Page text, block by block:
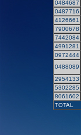
0484687
0487716
4126661
7900678
7442084
4991281
0972444
0488089
2954133
5302285
8061602
TOTAL